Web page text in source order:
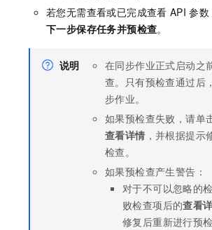
若您无需查看或已完成查看 API 参数
下一步保存任务并预检查。
说明
在同步作业正式启动之
查。只有预检查通过后
步作业。
如果预检查失败，请单
查看详情 ，并根据提示
检查。
如果预检查产生警告：
对于不可以忽略的
败检查项后的查看
修复后重新进行预检